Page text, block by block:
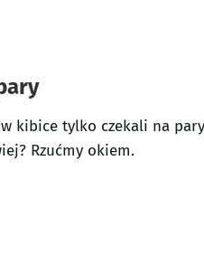
kibice tylko czekali na
Rzućmy okiem.